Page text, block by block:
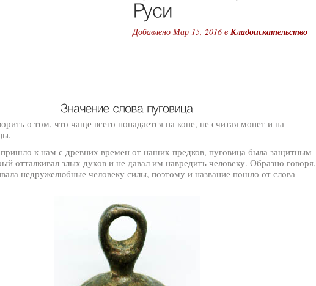
Добавлено Мар 15, 2016 в Кладоискательство
о том, что чаще всего попадается на копе, не считая монет и на
к нам с древних времен от наших предков, пуговица была защитным
отталкивал злых духов и не давал им навредить человеку. Образно говоря,
недружелюбные человеку силы, поэтому и название пошло от слова